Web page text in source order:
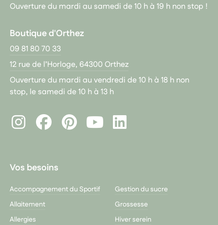
Ouverture du mardi au samedi de 10 h à 19 h non stop !
Boutique d'Orthez
09 81 80 70 33
12 rue de l’Horloge, 64300 Orthez
Ouverture du mardi au vendredi de 10 h à 18 h non
stop, le samedi de 10 h à 13 h
InstagramFacebookPinterest
LinkedIn
Vos besoins
Accompagnement du Sportif
Allaitement
Allergies
Gestion du sucre
Grossesse
Hiver serein